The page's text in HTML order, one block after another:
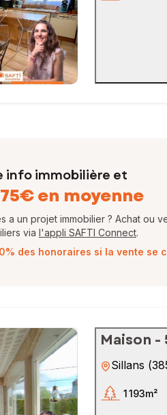
info immobilière et
en moyenne
a un projet immobilier ? Achat ou
via l'appli SAFTI Connect.
des honoraires si la vente se
Maison -
Sillans (
1 193m²